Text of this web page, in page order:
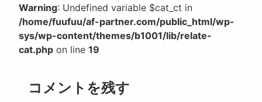
Warning: Undefined variable $cat_ct in
/home/fuufuu/af-partner.com/public_html/wp-
sys/wp-content/themes/b1001/lib/relate-
cat.php on line 19
コメントを残す